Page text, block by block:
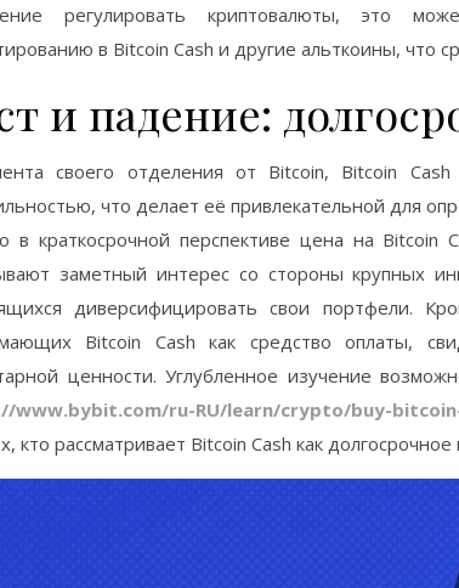
регулировать криптовалюты, это
в Bitcoin Cash и другие альткоины, что
и падение:
своего отделения от Bitcoin, Bitcoin
что делает её привлекательной для
в краткосрочной перспективе цена на Bitcoin
заметный интерес со стороны крупных
диверсифицировать свои портфели.
Bitcoin Cash как средство оплаты,
ценности. Углубленное изучение
www.bybit.com/ru-RU/learn/crypto/buy-
кто рассматривает Bitcoin Cash как